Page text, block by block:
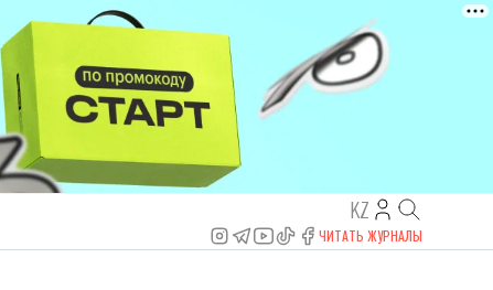
KZ
ЧИТАТЬ ЖУРНАЛЫ